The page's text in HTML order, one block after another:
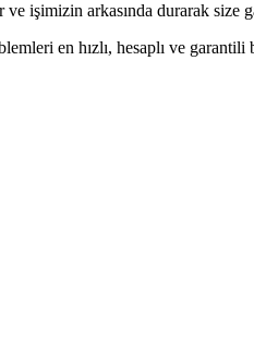
işimizin arkasında durarak size
en hızlı, hesaplı ve